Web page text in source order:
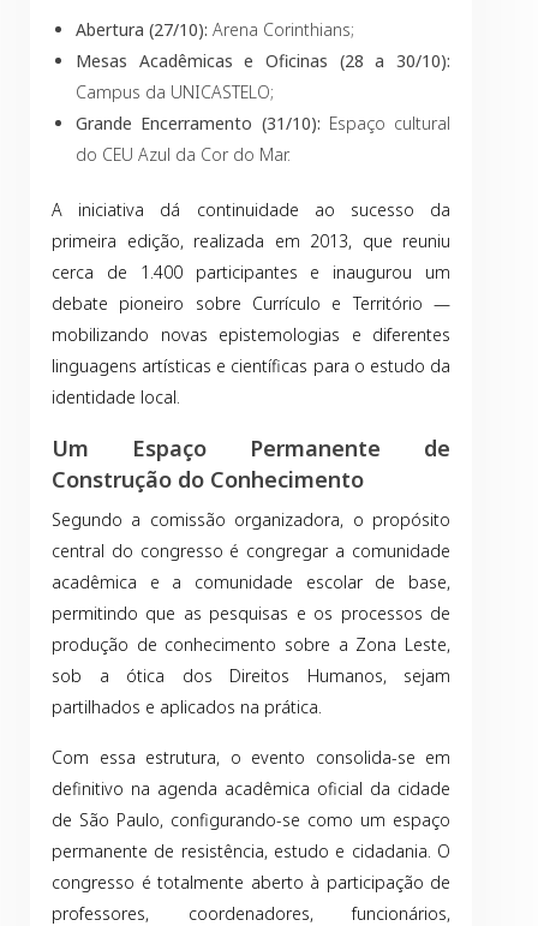
Abertura (27/10): Arena Corinthians;
Mesas Acadêmicas e Oficinas (28 a 30/10):
Campus da UNICASTELO;
Grande Encerramento (31/10): Espaço cultural
do CEU Azul da Cor do Mar.
A iniciativa dá continuidade ao sucesso da
primeira edição, realizada em 2013, que reuniu
cerca de 1.400 participantes e inaugurou um
debate pioneiro sobre Currículo e Território —
mobilizando novas epistemologias e diferentes
linguagens artísticas e científicas para o estudo da
identidade local.
Um Espaço Permanente de
Construção do Conhecimento
Segundo a comissão organizadora, o propósito
central do congresso é congregar a comunidade
acadêmica e a comunidade escolar de base,
permitindo que as pesquisas e os processos de
produção de conhecimento sobre a Zona Leste,
sob a ótica dos Direitos Humanos, sejam
partilhados e aplicados na prática.
Com essa estrutura, o evento consolida-se em
definitivo na agenda acadêmica oficial da cidade
de São Paulo, configurando-se como um espaço
permanente de resistência, estudo e cidadania. O
congresso é totalmente aberto à participação de
professores, coordenadores, funcionários,